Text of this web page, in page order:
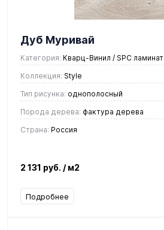
Дуб Муривай
Категория: Кварц-Винил / SPC ламинат
Коллекция: Style
Тип рисунка: однополосный
Порода дерева: фактура дерева
Страна: Россия
2 131 руб. / м2
Подробнее